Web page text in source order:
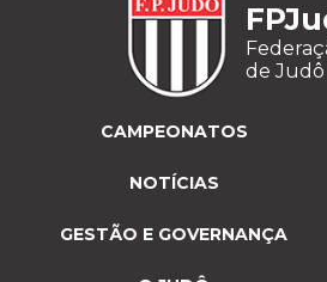
de Judô
CAMPEONATOS
NOTÍCIAS
GESTÃO E GOVERNANÇA